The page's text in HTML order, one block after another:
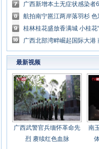
13亿元
广西新增本土无症状感染者
控人员
航拍南宁邕江两岸落羽杉 色
桂林桂花盛放香满城 小桂花
广西北部湾畔崛起国际大港
春暖花开时
最新视频
广西武警官兵缅怀革命先
烈 赓续红色血脉
南